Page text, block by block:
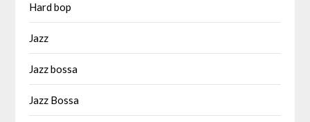
Hard bop
Jazz
Jazz bossa
Jazz Bossa